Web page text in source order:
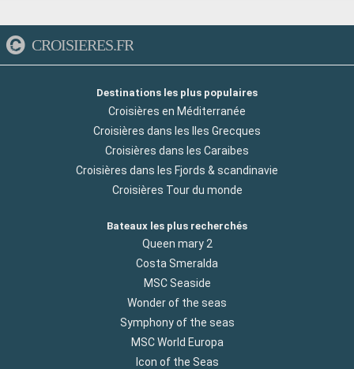
CROISIERES.FR
Destinations les plus populaires
Croisières en Méditerranée
Croisières dans les Iles Grecques
Croisières dans les Caraibes
Croisières dans les Fjords & scandinavie
Croisières Tour du monde
Bateaux les plus recherchés
Queen mary 2
Costa Smeralda
MSC Seaside
Wonder of the seas
Symphony of the seas
MSC World Europa
Icon of the Seas